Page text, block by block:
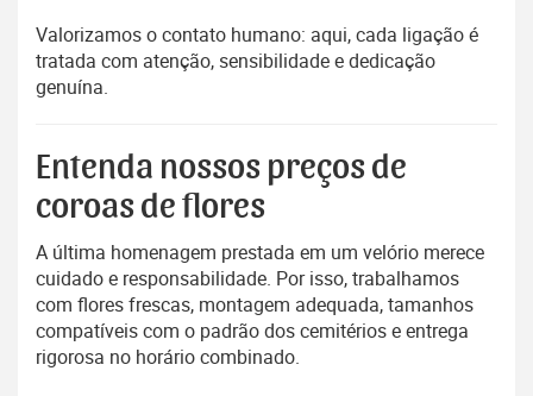
Valorizamos o contato humano: aqui, cada ligação é
tratada com atenção, sensibilidade e dedicação
genuína.
Entenda nossos preços de
coroas de flores
A última homenagem prestada em um velório merece
cuidado e responsabilidade. Por isso, trabalhamos
com flores frescas, montagem adequada, tamanhos
compatíveis com o padrão dos cemitérios e entrega
rigorosa no horário combinado.